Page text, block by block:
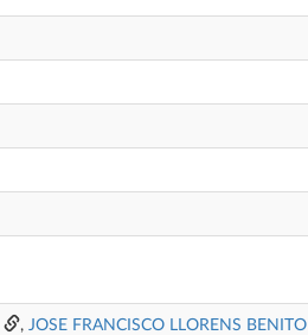
, JOSE FRANCISCO LLORENS BENITO